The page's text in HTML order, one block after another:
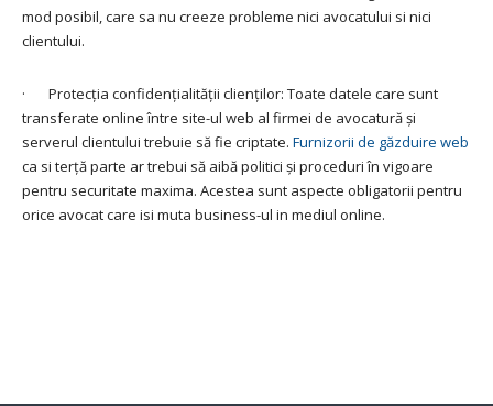
mod posibil, care sa nu creeze probleme nici avocatului si nici
clientului.
· Protecția confidențialității clienților: Toate datele care sunt
transferate online între site-ul web al firmei de avocatură și
serverul clientului trebuie să fie criptate. Furnizorii de găzduire web
ca si terță parte ar trebui să aibă politici și proceduri în vigoare
pentru securitate maxima. Acestea sunt aspecte obligatorii pentru
orice avocat care isi muta business-ul in mediul online.